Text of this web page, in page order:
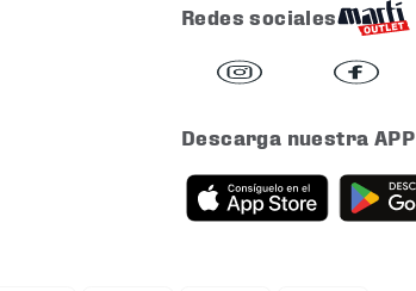
Redes sociales
Descarga nuestra APP